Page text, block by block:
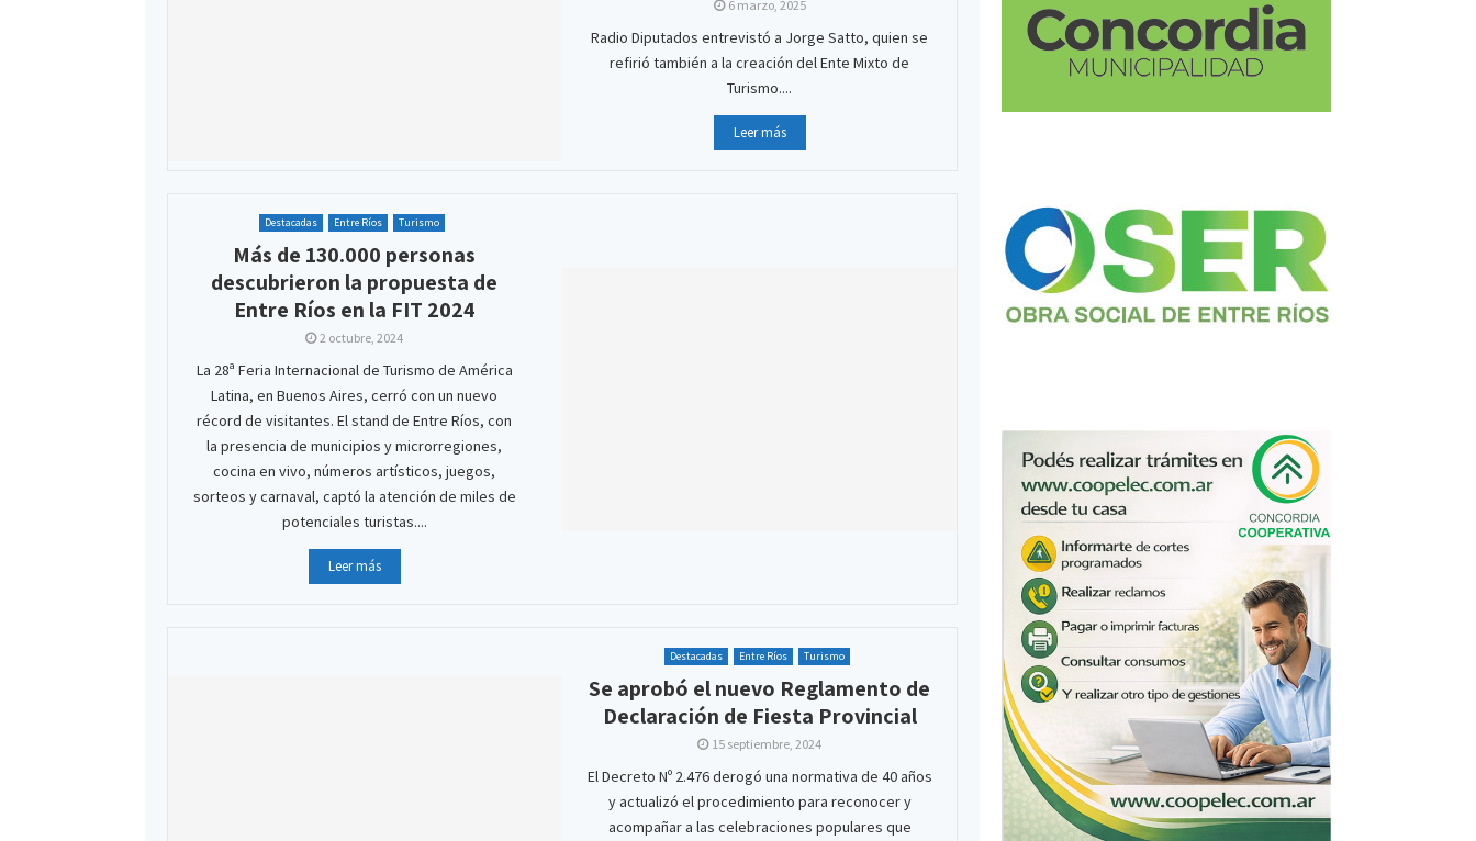
6 marzo, 2025
Radio Diputados entrevistó a Jorge Satto, quien se
refirió también a la creación del Ente Mixto de
Turismo....
Leer más
Destacadas Entre Ríos Turismo
Más de 130.000 personas
descubrieron la propuesta de
Entre Ríos en la FIT 2024
2 octubre, 2024
La 28ª Feria Internacional de Turismo de América
Latina, en Buenos Aires, cerró con un nuevo
récord de visitantes. El stand de Entre Ríos, con
la presencia de municipios y microrregiones,
cocina en vivo, números artísticos, juegos,
sorteos y carnaval, captó la atención de miles de
potenciales turistas....
Leer más
Destacadas Entre Ríos Turismo
Se aprobó el nuevo Reglamento de
Declaración de Fiesta Provincial
15 septiembre, 2024
El Decreto Nº 2.476 derogó una normativa de 40 años
y actualizó el procedimiento para reconocer y
acompañar a las celebraciones populares que